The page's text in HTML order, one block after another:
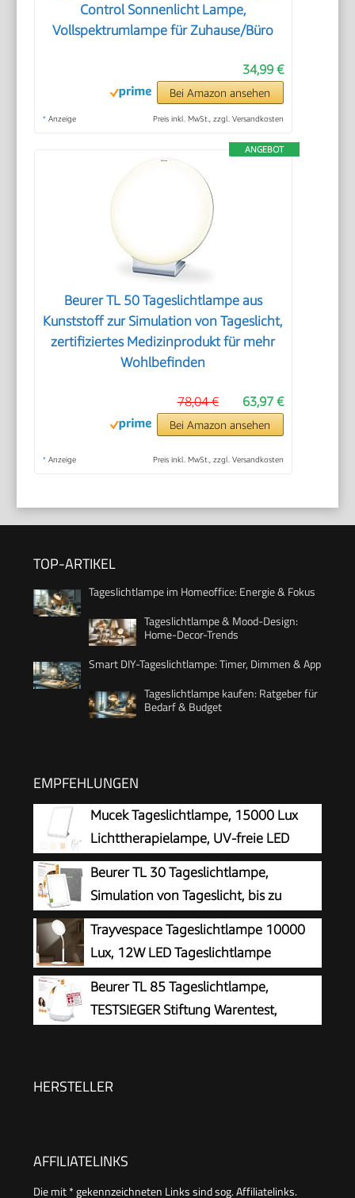
Control Sonnenlicht Lampe,
Vollspektrumlampe für Zuhause/Büro
34,99 €
Bei Amazon ansehen
* Anzeige Preis inkl. MwSt., zzgl. Versandkosten
ANGEBOT
Beurer TL 50 Tageslichtlampe aus
Kunststoff zur Simulation von Tageslicht,
zertifiziertes Medizinprodukt für mehr
Wohlbefinden
63,97 €
78,04 €
Bei Amazon ansehen
* Anzeige Preis inkl. MwSt., zzgl. Versandkosten
TOP-ARTIKEL
Tageslichtlampe im Homeoffice: Energie & Fokus
Tageslichtlampe & Mood-Design:
Home-Decor-Trends
Smart DIY-Tageslichtlampe: Timer, Dimmen & App
Tageslichtlampe kaufen: Ratgeber für
Bedarf & Budget
EMPFEHLUNGEN
Mucek Tageslichtlampe, 15000 Lux
Lichttherapielampe, UV-freie LED
Tageslichtlampen, Simulation von
Tageslicht, 3 Farbtemperaturen 5
Helligkeitsstufen Touch-Control Sonnenlicht
Lampe, Vollspektrumlampe
Beurer TL 30 Tageslichtlampe,
Simulation von Tageslicht, bis zu
10.000 Lux, Medizinprodukt, flimmer-
und UV-freie LED-Technologie, Tageslichtleuchte
mit verstellbarer Halterung und Tasche
Trayvespace Tageslichtlampe 10000
Lux, 12W LED Tageslichtlampe
Schreibtisch, UV-frei, 3
Farbtemperaturen, 9 Helligkeitsstufen, Timer
15/30/45 Min, 360° Schwanenhals für Büro
Beurer TL 85 Tageslichtlampe,
TESTSIEGER Stiftung Warentest,
Lichtmangelerscheinung, mit Timer
HERSTELLER
AFFILIATELINKS
Die mit * gekennzeichneten Links sind sog. Affiliatelinks.